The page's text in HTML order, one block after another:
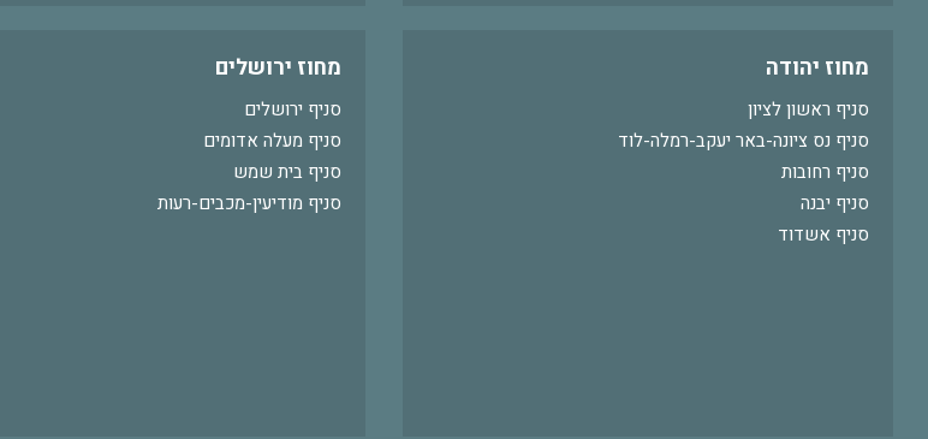
מחוז יהודה
סניף ראשון לציון
סניף נס ציונה-באר יעקב-רמלה-לוד
סניף רחובות
סניף יבנה
סניף אשדוד
מחוז ירושלים
סניף ירושלים
סניף מעלה אדומים
סניף בית שמש
סניף מודיעין-מכבים-רעות